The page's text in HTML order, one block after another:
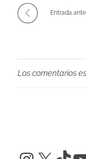
Entrada
Los comentarios